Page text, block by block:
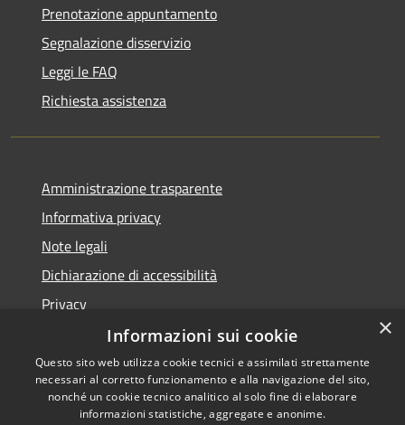
Prenotazione appuntamento
Segnalazione disservizio
Leggi le FAQ
Richiesta assistenza
Amministrazione trasparente
Informativa privacy
Note legali
Dichiarazione di accessibilità
Privacy
Accessibilità
Copyright © 2026 • Comune di
Villa Carcina • Powered by
×
Informazioni sui cookie
Questo sito web utilizza cookie tecnici e assimilati strettamente
necessari al corretto funzionamento e alla navigazione del sito,
nonché un cookie tecnico analitico al solo fine di elaborare
informazioni statistiche, aggregate e anonime.